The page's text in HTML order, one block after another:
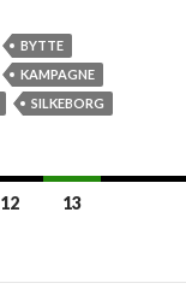
BYTTE
KAMPAGNE
SILKEBORG
12 13